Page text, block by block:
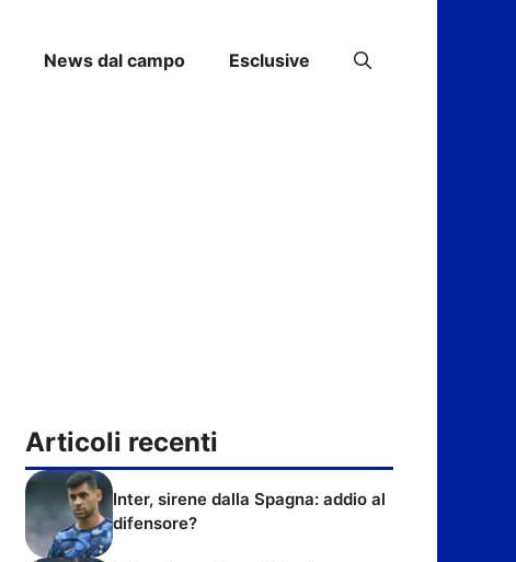
News dal campo Esclusive
Articoli recenti
Inter, sirene dalla Spagna: addio al
difensore?